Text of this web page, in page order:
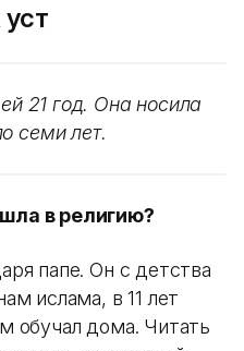
21 год. Она носила
семи лет.
в религию?
папе. Он с детства
ислама, в 11 лет
обучал дома. Читать